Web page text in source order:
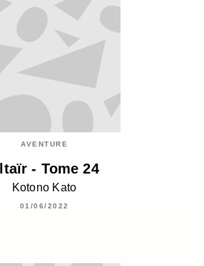
AVENTURE
- Tome 24
Kotono Kato
01/06/2022